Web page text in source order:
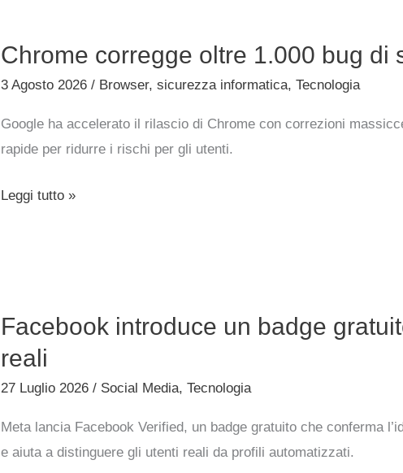
Chrome corregge oltre 1.000 bug di
3 Agosto 2026 / Browser, sicurezza informatica, Tecnologia
Google ha accelerato il rilascio di Chrome con correzioni
rapide per ridurre i rischi per gli utenti.
corregge
oltre
bug
di
Leggi tutto »
Facebook introduce un badge
reali
27 Luglio 2026 / Social Media, Tecnologia
Meta lancia Facebook Verified, un badge gratuito che conferma
e aiuta a distinguere gli utenti reali da profili automatizzati.
introduce
un
per
verificare